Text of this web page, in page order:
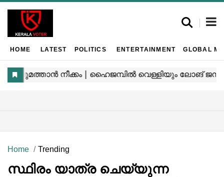
HOME LATEST POLITICS ENTERTAINMENT GLOBAL
Home Trending
സ്ഥിരം യാത്ര ചെയ്യുന്ന